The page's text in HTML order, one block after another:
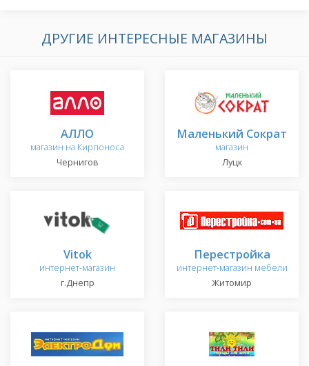
ДРУГИЕ ИНТЕРЕСНЫЕ МАГАЗИНЫ
АЛЛО
магазин на Кирпоноса
Чернигов
Маленький Сократ
магазин
Луцк
Vitok
интернет-магазин
г.Днепр
Перестройка
интернет-магазин мебели
Житомир